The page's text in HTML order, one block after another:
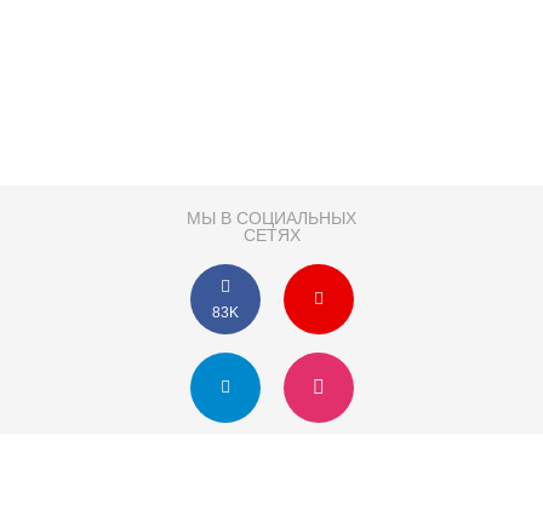
МЫ В СОЦИАЛЬНЫХ
СЕТЯХ
83K